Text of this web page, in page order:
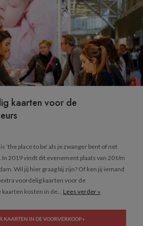
kaarten voor de
’the place to be’ als je zwanger bent of net
2019 vindt dit evenement plaats van 20 t/m
Wil jij hier graag bij zijn? Of ken jij iemand
voordelig kaarten voor de
kosten in de... Lees verder »
KAARTEN IN DE VOORVERKOOP »